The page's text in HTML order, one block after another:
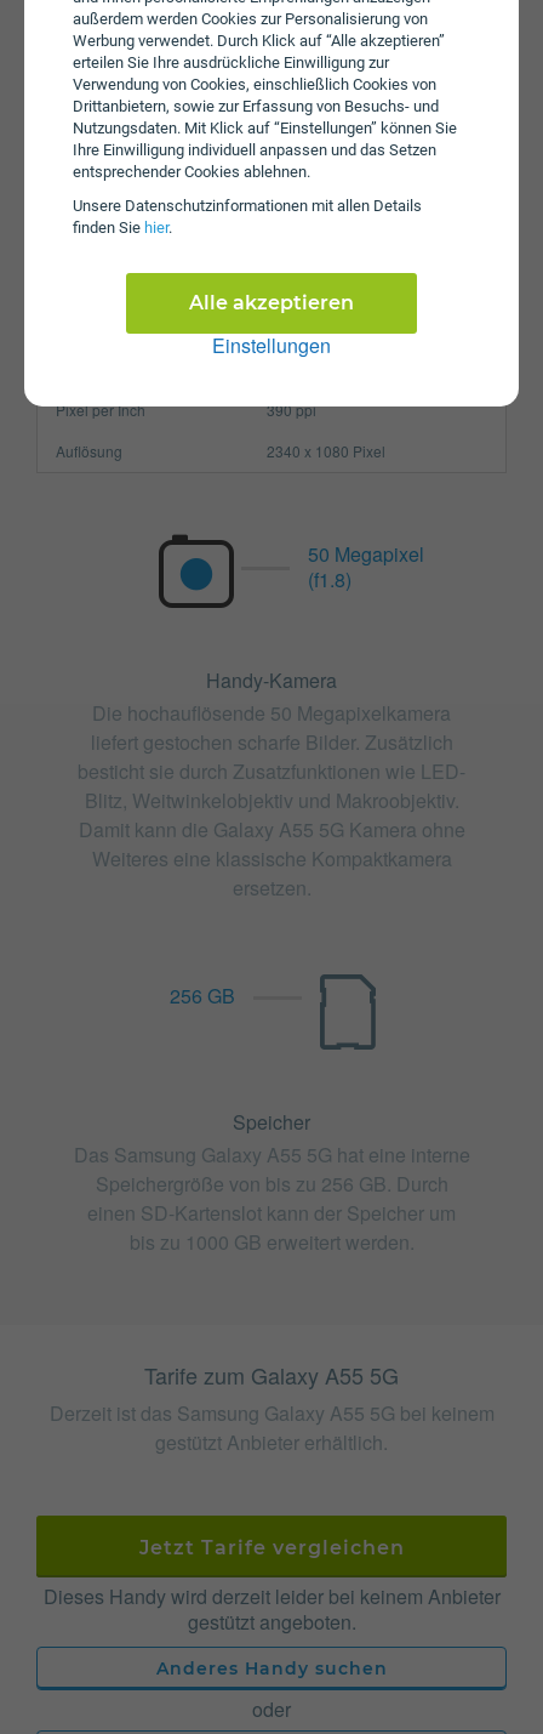
außerdem werden Cookies zur Personalisierung von
Werbung verwendet. Durch Klick auf “Alle akzeptieren”
erteilen Sie Ihre ausdrückliche Einwilligung zur
Verwendung von Cookies, einschließlich Cookies von
Drittanbietern, sowie zur Erfassung von Besuchs- und
Nutzungsdaten. Mit Klick auf “Einstellungen” können Sie
Ihre Einwilligung individuell anpassen und das Setzen
entsprechender Cookies ablehnen.
Unsere Daten­schutz­informationen mit allen Details
finden Sie hier.
Einstellungen
Alle akzeptieren
Akku
5000 mAh
Speicherkarte
max. 1000 GB
Betriebssystem
Android 14.0
Prozessor
Octa-Core
Arbeitsspeicher
8 GB
Größe (H x B x T)
161.1 x 77.4 x 8.2 mm
Pixel per Inch
390 ppi
Auflösung
2340 x 1080 Pixel
50 Megapixel
(f1.8)
Handy-Kamera
Die hochauflösende 50 Megapixelkamera
liefert gestochen scharfe Bilder. Zusätzlich
besticht sie durch Zusatzfunktionen wie LED-
Blitz, Weitwinkelobjektiv und Makroobjektiv.
Damit kann die Galaxy A55 5G Kamera ohne
Weiteres eine klassische Kompaktkamera
ersetzen.
256 GB
Speicher
Das Samsung Galaxy A55 5G hat eine interne
Speichergröße von bis zu 256 GB. Durch
einen SD-Kartenslot kann der Speicher um
bis zu 1000 GB erweitert werden.
Tarife zum Galaxy A55 5G
Derzeit ist das Samsung Galaxy A55 5G bei keinem
gestützt Anbieter erhältlich.
Jetzt Tarife vergleichen
Dieses Handy wird derzeit leider bei keinem Anbieter
gestützt angeboten.
Anderes Handy suchen
oder